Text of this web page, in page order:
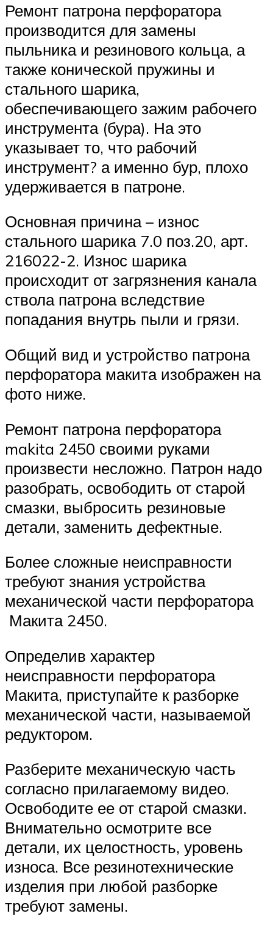
Ремонт патрона перфоратора
производится для замены
пыльника и резинового кольца, а
также конической пружины и
стального шарика,
обеспечивающего зажим рабочего
инструмента (бура). На это
указывает то, что рабочий
инструмент? а именно бур, плохо
удерживается в патроне.
Основная причина – износ
стального шарика 7.0 поз.20, арт.
216022-2. Износ шарика
происходит от загрязнения канала
ствола патрона вследствие
попадания внутрь пыли и грязи.
Общий вид и устройство патрона
перфоратора макита изображен на
фото ниже.
Ремонт патрона перфоратора
makita 2450 своими руками
произвести несложно. Патрон надо
разобрать, освободить от старой
смазки, выбросить резиновые
детали, заменить дефектные.
Более сложные неисправности
требуют знания устройства
механической части перфоратора
Макита 2450.
Определив характер
неисправности перфоратора
Макита, приступайте к разборке
механической части, называемой
редуктором.
Разберите механическую часть
согласно прилагаемому видео.
Освободите ее от старой смазки.
Внимательно осмотрите все
детали, их целостность, уровень
износа. Все резинотехнические
изделия при любой разборке
требуют замены.